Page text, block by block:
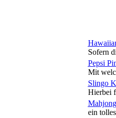
Sofern
Pepsi
Mit
Slingo
Hierbei
ein